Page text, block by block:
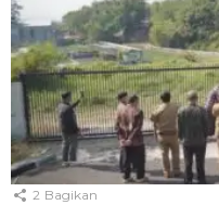
2 Bagikan